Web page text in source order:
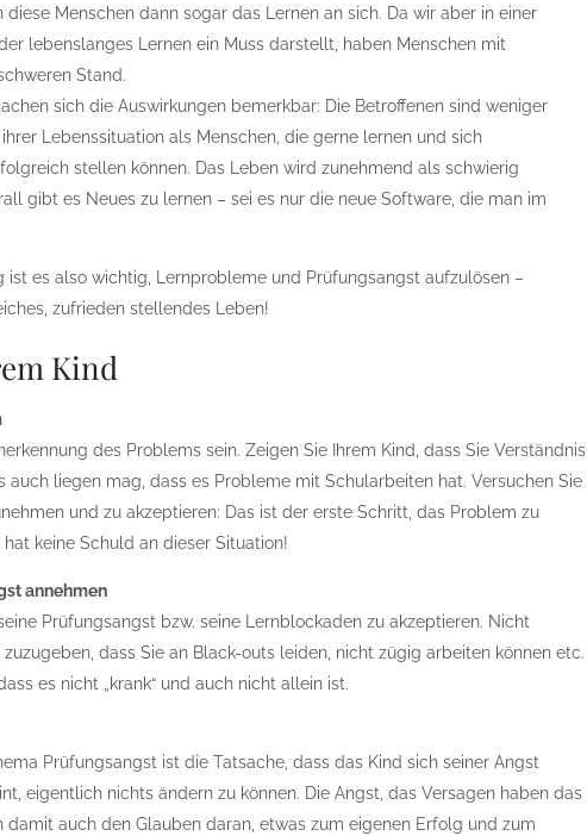
diese Menschen dann sogar das Lernen an sich. Da wir aber in einer
lebenslanges Lernen ein Muss darstellt, haben Menschen mit
Stand.
sich die Auswirkungen bemerkbar: Die Betroffenen sind weniger
Lebenssituation als Menschen, die gerne lernen und sich
stellen können. Das Leben wird zunehmend als schwierig
gibt es Neues zu lernen – sei es nur die neue Software, die man im
ist es also wichtig, Lernprobleme und Prüfungsangst aufzulösen –
zufrieden stellendes Leben!
Kind
des Problems sein. Zeigen Sie Ihrem Kind, dass Sie Verständnis
auch liegen mag, dass es Probleme mit Schularbeiten hat. Versuchen Sie
und zu akzeptieren: Das ist der erste Schritt, das Problem zu
hat keine Schuld an dieser Situation!
annehmen
Prüfungsangst bzw. seine Lernblockaden zu akzeptieren. Nicht
dass Sie an Black-outs leiden, nicht zügig arbeiten können etc.
es nicht „krank“ und auch nicht allein ist.
Prüfungsangst ist die Tatsache, dass das Kind sich seiner Angst
eigentlich nichts ändern zu können. Die Angst, das Versagen haben das
damit auch den Glauben daran, etwas zum eigenen Erfolg und zum